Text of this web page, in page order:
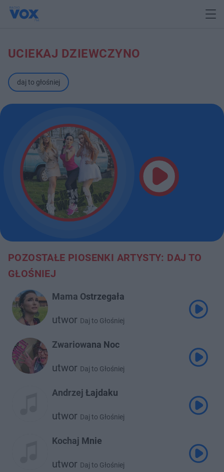
UCIEKAJ DZIEWCZYNO
daj to głośniej
POZOSTAŁE PIOSENKI ARTYSTY: DAJ TO
GŁOŚNIEJ
Mama Ostrzegała
utwor Daj to Głośniej
Zwariowana Noc
utwor Daj to Głośniej
Andrzej Łajdaku
utwor Daj to Głośniej
Kochaj Mnie
utwor Daj to Głośniej